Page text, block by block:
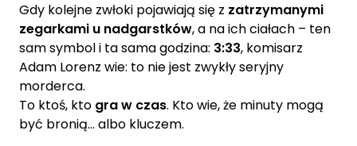
Gdy kolejne zwłoki pojawiają się z zatrzymanymi
zegarkami u nadgarstków, a na ich ciałach – ten
sam symbol i ta sama godzina: 3:33, komisarz
Adam Lorenz wie: to nie jest zwykły seryjny
morderca.
To ktoś, kto gra w czas. Kto wie, że minuty mogą
być bronią… albo kluczem.